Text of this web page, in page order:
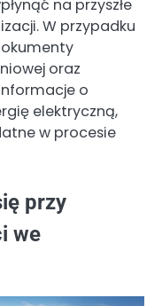
na przyszłe
W przypadku
oraz
o
elektryczną,
w procesie
przy
we